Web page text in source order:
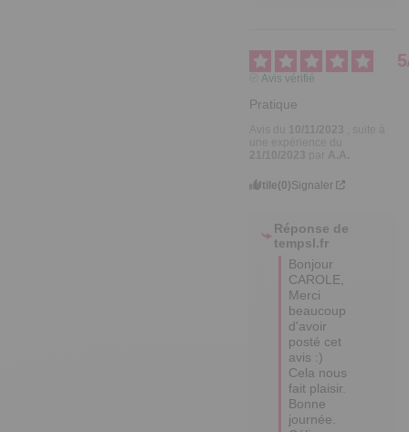
5
Avis vérifié
Pratique
10/11/2023
21/10/2023
A.A.
Utile(0)Signaler
Réponse de
tempsl.fr
Bonjour
CAROLE,
Merci
beaucoup
d'avoir
posté cet
avis :)
Cela nous
fait plaisir.
Bonne
journée.